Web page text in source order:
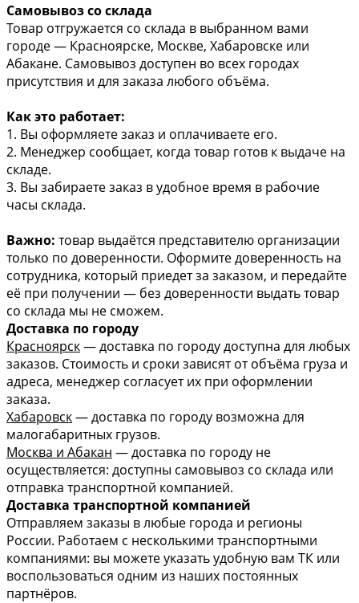
Самовывоз со склада
Товар отгружается со склада в выбранном вами
городе — Красноярске, Москве, Хабаровске или
Абакане. Самовывоз доступен во всех городах
присутствия и для заказа любого объёма.
Как это работает:
1. Вы оформляете заказ и оплачиваете его.
2. Менеджер сообщает, когда товар готов к выдаче на
складе.
3. Вы забираете заказ в удобное время в рабочие
часы склада.
Важно: товар выдаётся представителю организации
только по доверенности. Оформите доверенность на
сотрудника, который приедет за заказом, и передайте
её при получении — без доверенности выдать товар
со склада мы не сможем.
Доставка по городу
Красноярск— доставка по городу доступна для любых
заказов. Стоимость и сроки зависят от объёма груза и
адреса, менеджер согласует их при оформлении
заказа.
Хабаровск— доставка по городу возможна для
малогабаритных грузов.
Москва и Абакан — доставка по городу не
осуществляется: доступны самовывоз со склада или
отправка транспортной компанией.
Доставка транспортной компанией
Отправляем заказы в любые города и регионы
России. Работаем с несколькими транспортными
компаниями: вы можете указать удобную вам ТК или
воспользоваться одним из наших постоянных
партнёров.